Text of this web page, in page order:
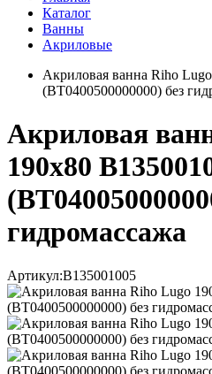
Каталог
Ванны
Акриловые
Акриловая ванна Riho
(BT0400500000000) без
Акриловая
190x80
гидромассажа
Артикул:B135001005